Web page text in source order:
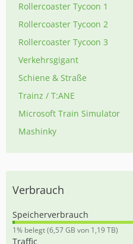
Rollercoaster Tycoon 1
Rollercoaster Tycoon 2
Rollercoaster Tycoon 3
Verkehrsgigant
Schiene & Straße
Trainz / T:ANE
Microsoft Train Simulator
Mashinky
Verbrauch
Speicherverbrauch
0
,
1% belegt (6,57 GB von 1,19 TB)
Traffic